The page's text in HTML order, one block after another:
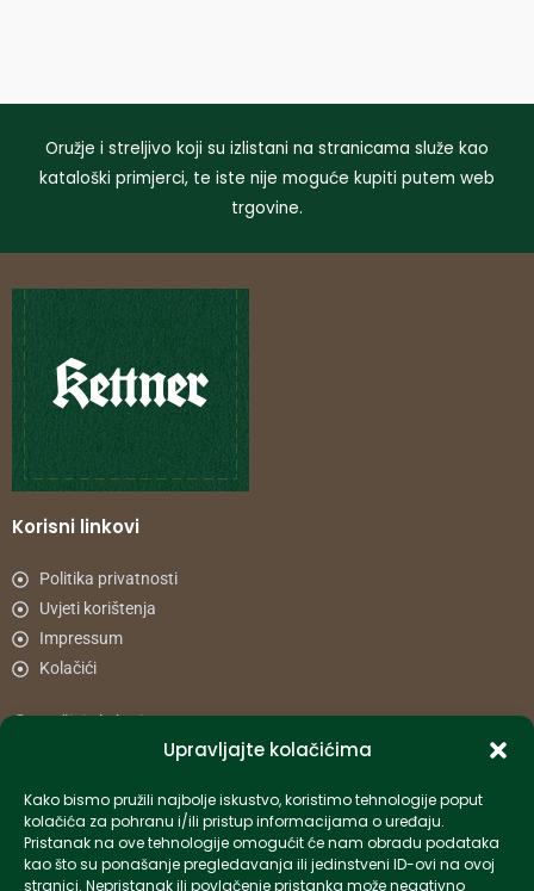
Upravljajte kolačićima
Kako bismo pružili najbolje iskustvo, koristimo tehnologije poput
kolačića za pohranu i/ili pristup informacijama o uređaju.
Pristanak na ove tehnologije omogućit će nam obradu podataka
kao što su ponašanje pregledavanja ili jedinstveni ID-ovi na ovoj
stranici. Nepristanak ili povlačenje pristanka može negativno
Oružje i streljivo koji su izlistani na stranicama služe kao
kataloški primjerci, te iste nije moguće kupiti putem web
trgovine.
Korisni linkovi
Politika privatnosti
Uvjeti korištenja
Impressum
Kolačići
Načini plaćanja
Informacije